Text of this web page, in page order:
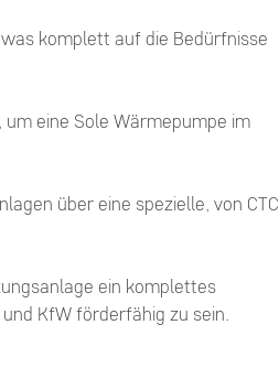
komplett auf die Bedürfnisse
eine Sole Wärmepumpe im
über eine spezielle, von CTC
ein komplettes
KfW förderfähig zu sein.